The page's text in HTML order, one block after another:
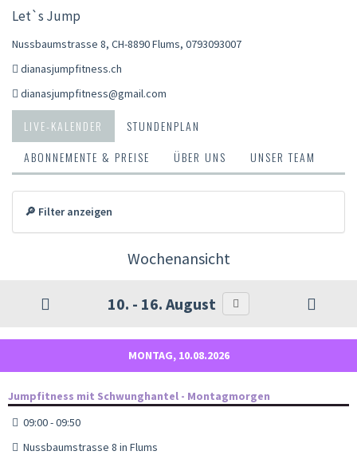
Let`s Jump
Nussbaumstrasse 8, CH-8890 Flums, 0793093007
dianasjumpfitness.ch
dianasjumpfitness@gmail.com
LIVE-KALENDER
STUNDENPLAN
ABONNEMENTE & PREISE
ÜBER UNS UNSER TEAM
🔎 Filter anzeigen
Wochenansicht
10. - 16. August
MONTAG, 10.08.2026
Jumpfitness mit Schwunghantel - Montagmorgen
09:00 - 09:50
Nussbaumstrasse 8 in Flums